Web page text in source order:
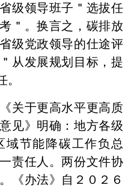
级领导班子＂选拔任
＂。换言之，碳排放
级党政领导的仕途评
从发展规划目标，提
关于更高水平更高质
见》明确：地方各级
域节能降碳工作负总
责任人。两份文件协
《办法》自２０２６